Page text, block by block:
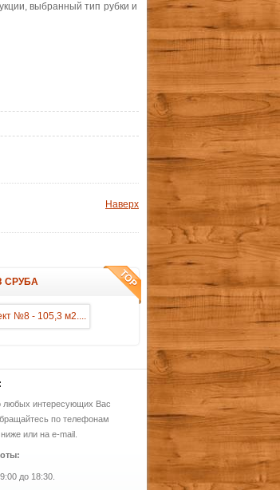
выбранный тип рубки и
Наверх
СРУБА
любых интересующих Вас
по телефонам
или на e-mail.
до 18:30.